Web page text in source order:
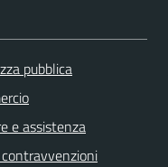
pubblica
e assistenza